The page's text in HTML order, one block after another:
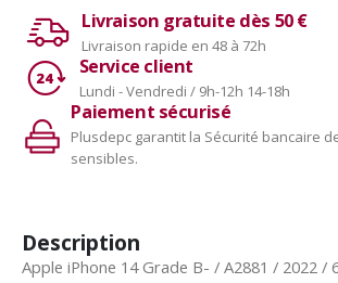
Livraison gratuite dès 50 €
Livraison rapide en 48 à 72h
Service client
Lundi - Vendredi / 9h-12h 14-18h
Paiement sécurisé
Plusdepc garantit la Sécurité bancaire
sensibles.
Description
Apple iPhone 14 Grade B- / A2881 / 2022 /